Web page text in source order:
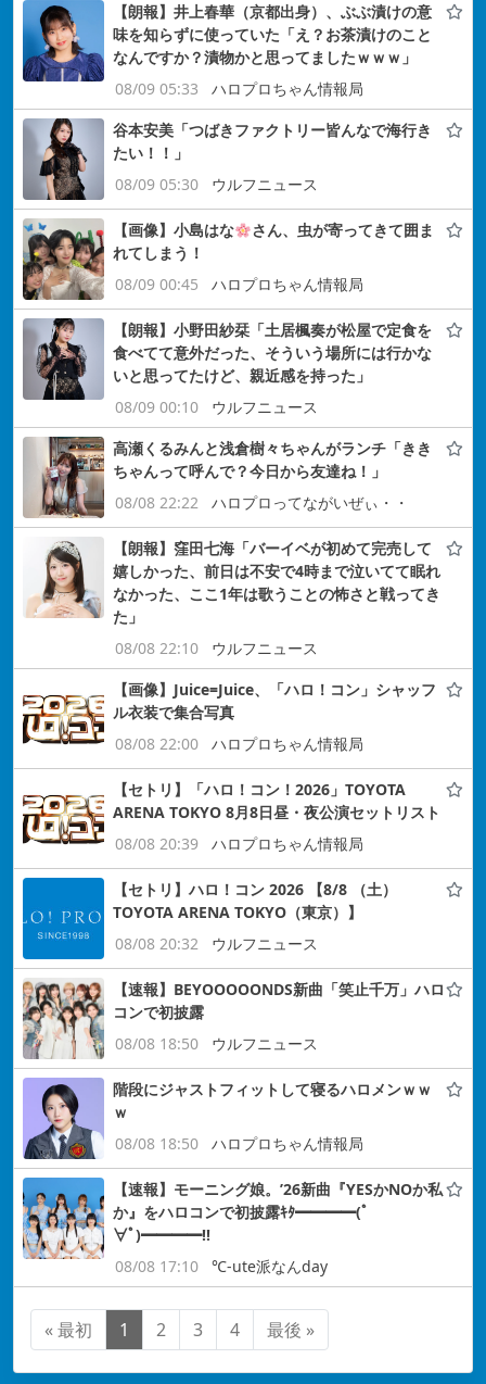
【朗報】井上春華（京都出身）、ぶぶ漬けの意
味を知らずに使っていた「え？お茶漬けのこと
なんですか？漬物かと思ってましたｗｗｗ」
08/09 05:33
ハロプロちゃん情報局
谷本安美「つばきファクトリー皆んなで海行き
たい！！」
08/09 05:30
ウルフニュース
【画像】小島はな
さん、虫が寄ってきて囲ま
れてしまう！
08/09 00:45
ハロプロちゃん情報局
【朗報】小野田紗栞「土居楓奏が松屋で定食を
食べてて意外だった、そういう場所には行かな
いと思ってたけど、親近感を持った」
08/09 00:10
ウルフニュース
高瀬くるみんと浅倉樹々ちゃんがランチ「きき
ちゃんって呼んで？今日から友達ね！」
08/08 22:22
ハロプロってながいぜぃ・・
【朗報】窪田七海「バーイベが初めて完売して
嬉しかった、前日は不安で4時まで泣いてて眠れ
なかった、ここ1年は歌うことの怖さと戦ってき
た」
08/08 22:10
ウルフニュース
【画像】Juice=Juice、「ハロ！コン」シャッフ
ル衣装で集合写真
08/08 22:00
ハロプロちゃん情報局
【セトリ】「ハロ！コン！2026」TOYOTA
ARENA TOKYO 8月8日昼・夜公演セットリスト
08/08 20:39
ハロプロちゃん情報局
【セトリ】ハロ！コン 2026 【8/8 （土）
TOYOTA ARENA TOKYO（東京）】
08/08 20:32
ウルフニュース
【速報】BEYOOOOONDS新曲「笑止千万」ハロ
コンで初披露
08/08 18:50
ウルフニュース
階段にジャストフィットして寝るハロメンｗｗ
ｗ
08/08 18:50
ハロプロちゃん情報局
【速報】モーニング娘。’26新曲『YESかNOか私
か』をハロコンで初披露ｷﾀ━━━━(ﾟ
∀ﾟ)━━━━!!
08/08 17:10
℃-ute派なんday
« 最初 1 2 3 4 最後 »